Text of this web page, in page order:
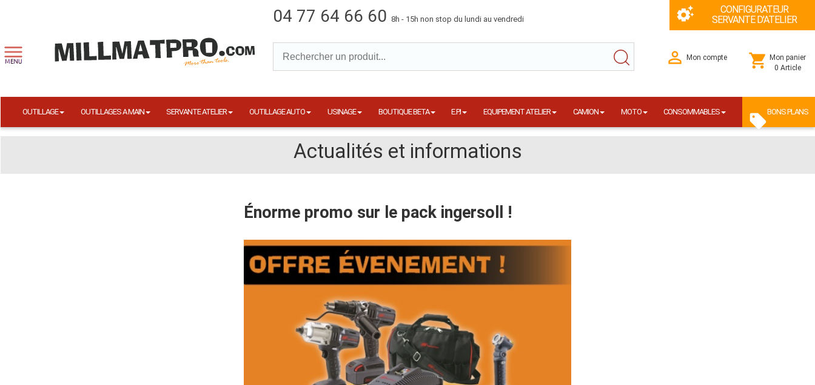
04 77 64 66 60 8h - 15h non stop du lundi au vendredi
CONFIGURATEUR
SERVANTE D'ATELIER
Mon compte
Mon panier
0 Article
OUTILLAGE OUTILLAGES A MAIN SERVANTE ATELIER OUTILLAGE AUTO USINAGE BOUTIQUE BETA E.P.I EQUIPEMENT ATELIER CAMION MOTO CONSOMMABLES BONS PLANS
Actualités et informations
Énorme promo sur le pack ingersoll !